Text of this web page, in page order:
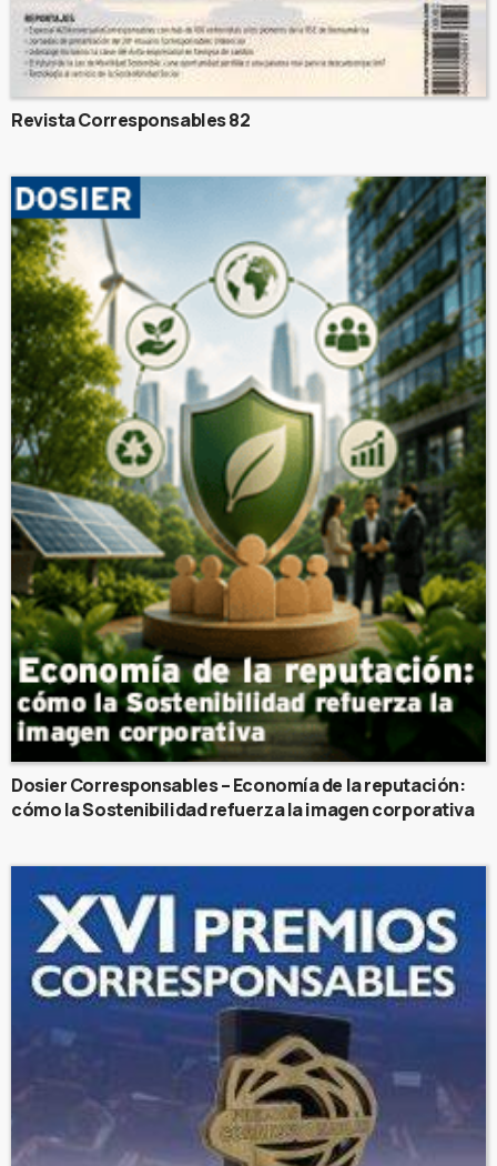
Revista Corresponsables 82
Dosier Corresponsables – Economía de la reputación:
cómo la Sostenibilidad refuerza la imagen corporativa